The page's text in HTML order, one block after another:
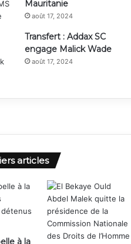
Mauritanie
août 17, 2024
Transfert : Addax SC
engage Malick Wade
août 17, 2024
articles
à la